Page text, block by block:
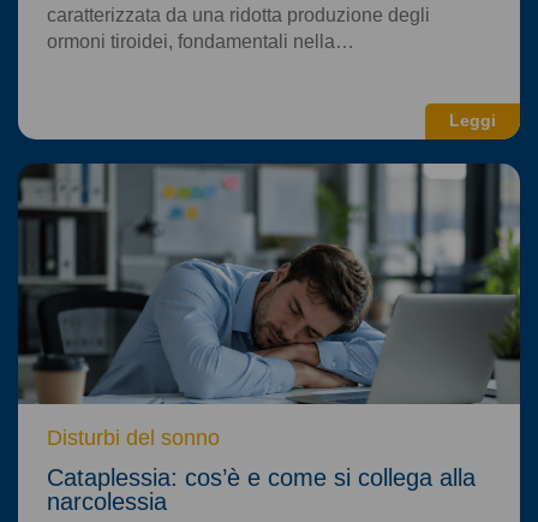
Leggi
caratterizzata da una ridotta produzione degli
ormoni tiroidei, fondamentali nella…
Disturbi del sonno
Cataplessia: cos’è e come si collega alla
narcolessia